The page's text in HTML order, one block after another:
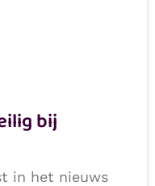
bij
in het nieuws